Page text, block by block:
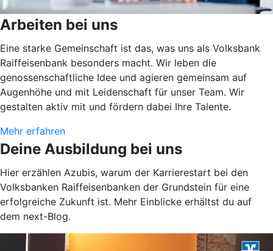
Arbeiten bei uns
Eine starke Gemeinschaft ist das, was uns als Volksbank
Raiffeisenbank besonders macht. Wir leben die
genossenschaftliche Idee und agieren gemeinsam auf
Augenhöhe und mit Leidenschaft für unser Team. Wir
gestalten aktiv mit und fördern dabei Ihre Talente.
Mehr erfahren
Deine Ausbildung bei uns
Hier erzählen Azubis, warum der Karrierestart bei den
Volksbanken Raiffeisenbanken der Grundstein für eine
erfolgreiche Zukunft ist. Mehr Einblicke erhältst du auf
dem next-Blog.